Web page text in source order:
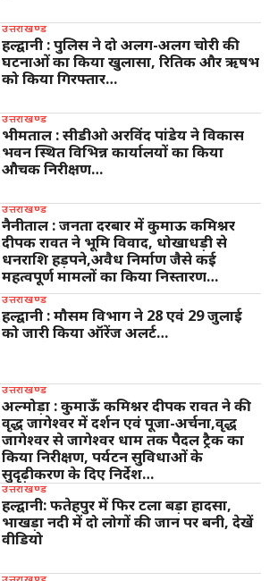
उत्तराखण्ड
हल्द्वानी : पुलिस ने दो अलग-अलग चोरी की
घटनाओं का किया खुलासा, रितिक और ऋषभ
को किया गिरफ्तार…
उत्तराखण्ड
भीमताल : सीडीओ अरविंद पांडेय ने विकास
भवन स्थित विभिन्न कार्यालयों का किया
औचक निरीक्षण…
उत्तराखण्ड
नैनीताल : जनता दरबार में कुमाऊ कमिश्नर
दीपक रावत ने भूमि विवाद, धोखाधड़ी से
धनराशि हड़पने,अवैध निर्माण जैसे कई
महत्वपूर्ण मामलों का किया निस्तारण…
उत्तराखण्ड
हल्द्वानी : मौसम विभाग ने 28 एवं 29 जुलाई
को जारी किया ऑरेंज अलर्ट…
उत्तराखण्ड
अल्मोड़ा : कुमाऊँ कमिश्नर दीपक रावत ने की
वृद्ध जागेश्वर में दर्शन एवं पूजा-अर्चना,वृद्ध
जागेश्वर से जागेश्वर धाम तक पैदल ट्रैक का
किया निरीक्षण, पर्यटन सुविधाओं के
सुदृढ़ीकरण के दिए निर्देश…
उत्तराखण्ड
हल्द्वानी: फतेहपुर में फिर टला बड़ा हादसा,
भाखड़ा नदी में दो लोगों की जान पर बनी, देखें
वीडियो